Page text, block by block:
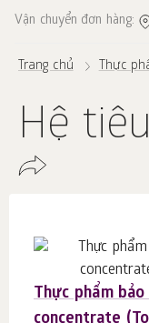
Vận chuyển đơn hàng:
Trang chủ Thực
Hệ
Thực phẩm